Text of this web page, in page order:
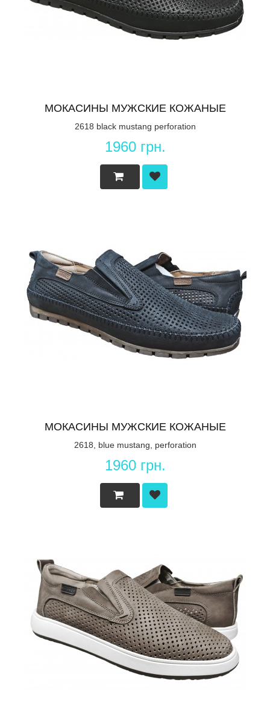
МОКАСИНЫ МУЖСКИЕ КОЖАНЫЕ
2618 black mustang perforation
1960 грн.
МОКАСИНЫ МУЖСКИЕ КОЖАНЫЕ
2618, blue mustang, perforation
1960 грн.